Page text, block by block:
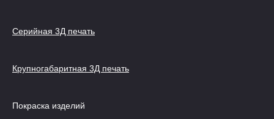
Серийная 3Д печать
Крупногабаритная 3Д печать
Покраска изделий